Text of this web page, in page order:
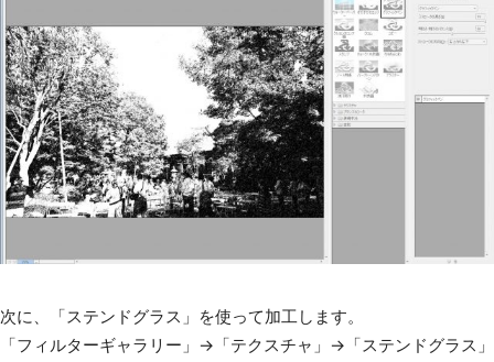
次に、「ステンドグラス」を使って加工します。
「フィルターギャラリー」→「テクスチャ」→「ステンドグラス」